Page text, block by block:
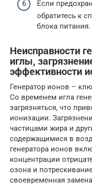
Если
обратитесь к
блока питания.
Неисправности
иглы,
эффективности
Генератор ионов –
Со временем игла
загрязняться, что
ионизации.
частицами жира и
содержащимися в
генератора ионов
концентрации
озона и
своевременная